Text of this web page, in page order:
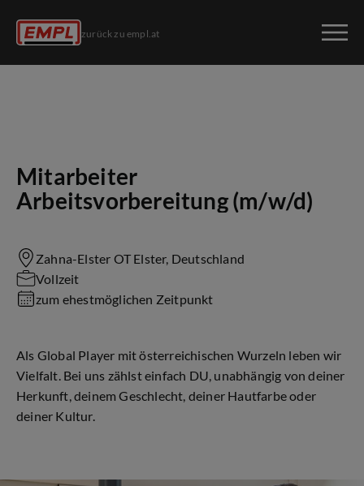
zurück zu empl.at
Mitarbeiter
Arbeitsvorbereitung (m/w/d)
Zahna-Elster OT Elster, Deutschland
Vollzeit
zum ehestmöglichen Zeitpunkt
Als Global Player mit österreichischen Wurzeln leben wir
Vielfalt. Bei uns zählst einfach DU, unabhängig von deiner
Herkunft, deinem Geschlecht, deiner Hautfarbe oder
deiner Kultur.